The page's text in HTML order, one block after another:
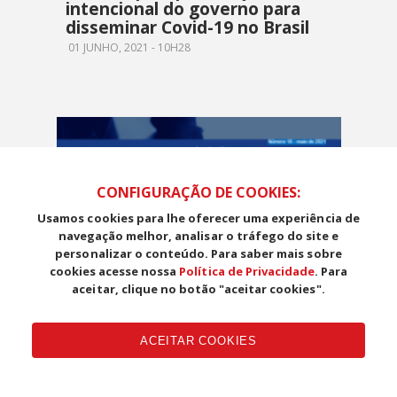
intencional do governo para
disseminar Covid-19 no Brasil
01 JUNHO, 2021 - 10H28
Desligamentos por morte no
CONFIGURAÇÃO DE COOKIES:
Usamos cookies para lhe oferecer uma experiência de
navegação melhor, analisar o tráfego do site e
personalizar o conteúdo. Para saber mais sobre
cookies acesse nossa Política de Privacidade. Para
aceitar, clique no botão "aceitar cookies".
ACEITAR COOKIES